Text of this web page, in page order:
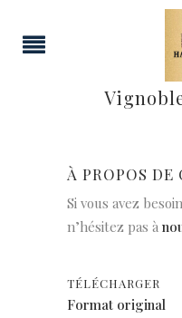
À PROPOS DE
Si vous avez
n’hésitez pas à
TÉLÉCHARGER
Format original